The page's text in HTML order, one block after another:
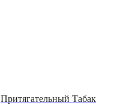
Притягательный Табак